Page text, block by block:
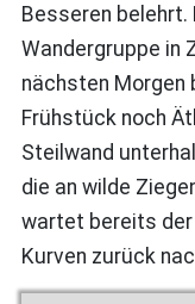
Besseren
Wandergruppe in
nächsten Morgen
Frühstück noch
Steilwand
die an wilde
wartet bereits der
Kurven zurück